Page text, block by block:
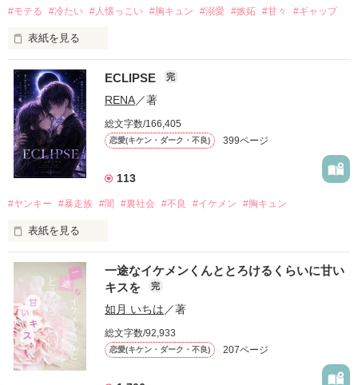
#モテる #冷たい #人懐っこい #胸キュン #溺愛 #嫉妬 #甘々 #ギャップ
表紙を見る
「好きだったから、別れを選んだ。」
モテる人を好きになるのが怖かった。
だから私は、中学時代に大好きだった彼を自分から振った。
もう会うことはないと思っていたのに、
高校生になって再会した彼は、隣の学校で”王子様”と呼ばれる
他の女の子には冷たいのに
私にだけ昔と変わらない笑顔を向けてくる。
「澪ちゃん。」
それは止まっていた恋が再び動き始める合図──。
✨.ﾟ･*..☆.｡.:*✨.☆.｡.:. *:ﾟ✨.ﾟ･*..☆.｡.:*✨
ECLIPSE 完
RENA／著
総文字数/166,405
恋愛(キケン・ダーク・不良) 399ページ
113
#ヤンキー #暴走族 #闇 #裏社会 #不良 #イケメン #胸キュン
表紙を見る
表紙画像はAIです
作品を読む
一途なイケメンくんととろけるくらいに甘い
キスを
完
如月 いちは ／著
総文字数/92,933
恋愛(キケン・ダーク・不良) 207ページ